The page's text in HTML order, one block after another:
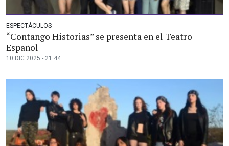
ESPECTÁCULOS
“Contango Historias” se presenta en el Teatro
Español
10 DIC 2025 - 21:44